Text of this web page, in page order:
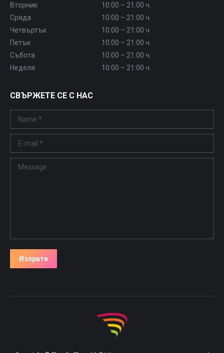
Вторник
10:00 – 21:00 ч.
Сряда
10:00 – 21:00 ч.
Четвъртък
10:00 – 21:00 ч.
Петък
10:00 – 21:00 ч.
Събота
10:00 – 21:00 ч.
Неделя
10:00 – 21:00 ч.
СВЪРЖЕТЕ СЕ С НАС
Name *
E-mail *
Message
Изпрати